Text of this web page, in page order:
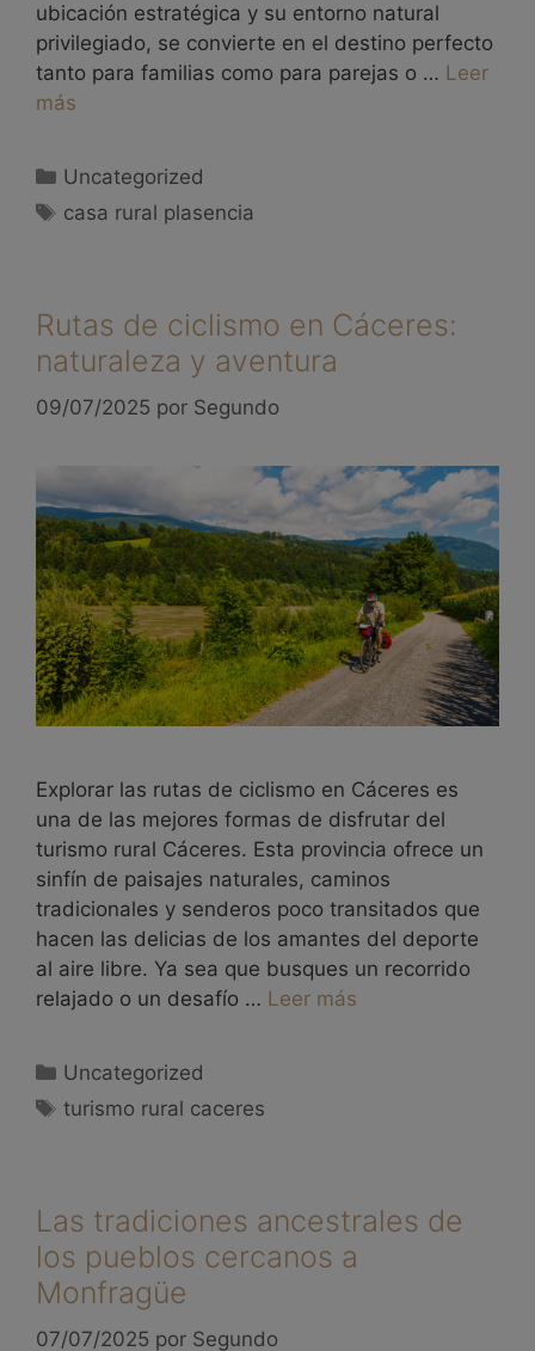
ubicación estratégica y su entorno natural
privilegiado, se convierte en el destino perfecto
tanto para familias como para parejas o … Leer
más
Uncategorized
casa rural plasencia
Rutas de ciclismo en Cáceres:
naturaleza y aventura
09/07/2025 por Segundo
Explorar las rutas de ciclismo en Cáceres es
una de las mejores formas de disfrutar del
turismo rural Cáceres. Esta provincia ofrece un
sinfín de paisajes naturales, caminos
tradicionales y senderos poco transitados que
hacen las delicias de los amantes del deporte
al aire libre. Ya sea que busques un recorrido
relajado o un desafío … Leer más
Uncategorized
turismo rural caceres
Las tradiciones ancestrales de
los pueblos cercanos a
Monfragüe
07/07/2025 por Segundo